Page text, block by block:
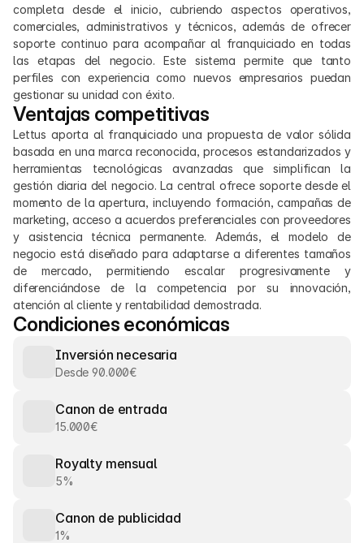
completa desde el inicio, cubriendo aspectos operativos,
comerciales, administrativos y técnicos, además de ofrecer
soporte continuo para acompañar al franquiciado en todas
las etapas del negocio. Este sistema permite que tanto
perfiles con experiencia como nuevos empresarios puedan
gestionar su unidad con éxito.
Ventajas competitivas
Lettus aporta al franquiciado una propuesta de valor sólida
basada en una marca reconocida, procesos estandarizados y
herramientas tecnológicas avanzadas que simplifican la
gestión diaria del negocio. La central ofrece soporte desde el
momento de la apertura, incluyendo formación, campañas de
marketing, acceso a acuerdos preferenciales con proveedores
y asistencia técnica permanente. Además, el modelo de
negocio está diseñado para adaptarse a diferentes tamaños
de mercado, permitiendo escalar progresivamente y
diferenciándose de la competencia por su innovación,
atención al cliente y rentabilidad demostrada.
Condiciones económicas
Inversión necesaria
Desde 90.000€
Canon de entrada
15.000€
Royalty mensual
5%
Canon de publicidad
1%